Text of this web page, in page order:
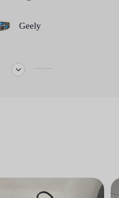
Geely